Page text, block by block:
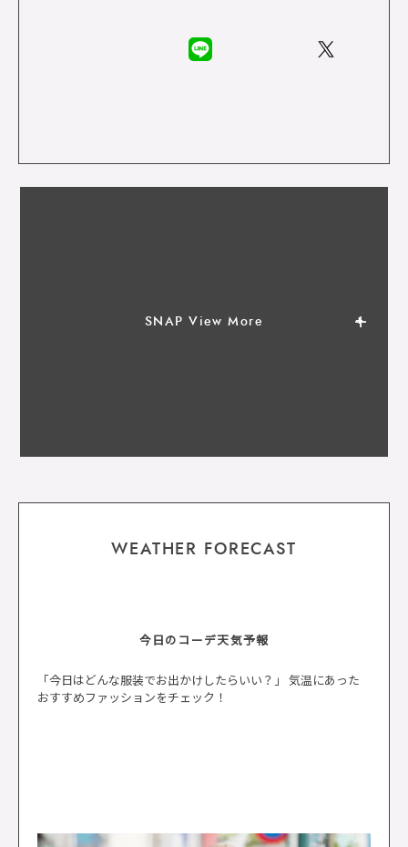
SNAP View More
WEATHER FORECAST
今日のコーデ天気予報
「今日はどんな服装でお出かけしたらいい？」 気温にあった
おすすめファッションをチェック！